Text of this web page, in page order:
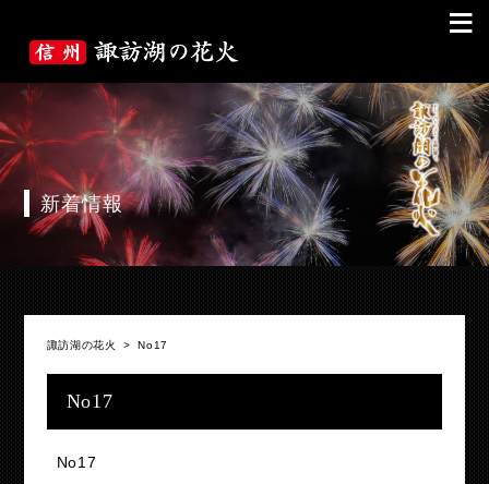
≡
新着情報
諏訪湖の花火 >No17
No17
No17